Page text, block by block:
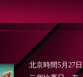
北京時間5月27